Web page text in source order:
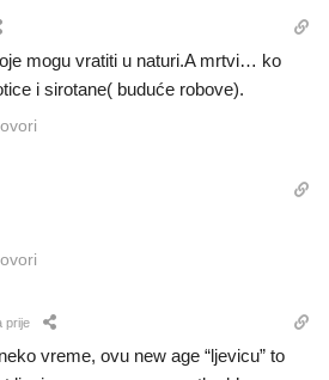
mogu vratiti u naturi.A mrtvi… ko
i sirotane( buduće robove).
prije
vreme, ovu new age “ljevicu” to